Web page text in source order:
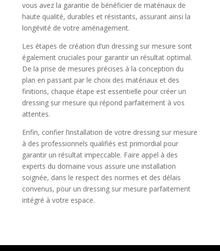
vous avez la garantie de bénéficier de matériaux de
haute qualité, durables et résistants, assurant ainsi la
longévité de votre aménagement.
Les étapes de création d’un dressing sur mesure sont
également cruciales pour garantir un résultat optimal.
De la prise de mesures précises à la conception du
plan en passant par le choix des matériaux et des
finitions, chaque étape est essentielle pour créer un
dressing sur mesure qui répond parfaitement à vos
attentes.
Enfin, confier l’installation de votre dressing sur mesure
à des professionnels qualifiés est primordial pour
garantir un résultat impeccable. Faire appel à des
experts du domaine vous assure une installation
soignée, dans le respect des normes et des délais
convenus, pour un dressing sur mesure parfaitement
intégré à votre espace.